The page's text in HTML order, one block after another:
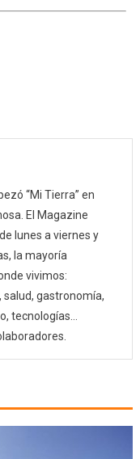
“Mi Tierra” en
El Magazine
lunes a viernes y
la mayoría
vivimos:
gastronomía,
tecnologías…